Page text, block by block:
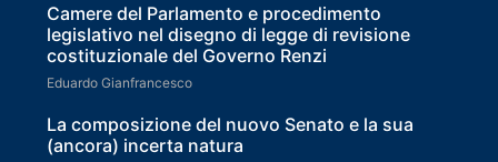
Camere del Parlamento e procedimento
legislativo nel disegno di legge di revisione
costituzionale del Governo Renzi
Eduardo Gianfrancesco
La composizione del nuovo Senato e la sua
(ancora) incerta natura